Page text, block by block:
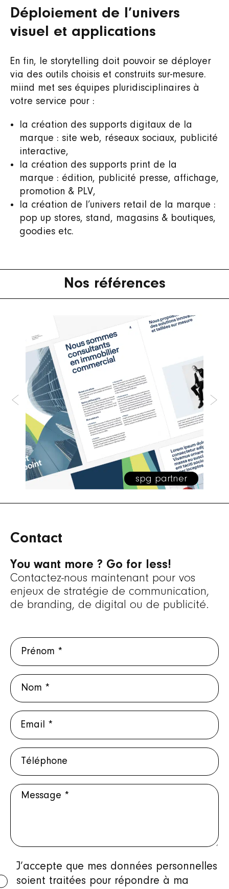
Déploiement de l’univers
visuel et applications
En fin, le storytelling doit pouvoir se déployer
via des outils choisis et construits sur-mesure.
miind met ses équipes pluridisciplinaires à
votre service pour :
la création des supports digitaux de la
marque : site web, réseaux sociaux, publicité
interactive,
la création des supports print de la
marque : édition, publicité presse, affichage,
promotion & PLV,
la création de l’univers retail de la marque :
pop up stores, stand, magasins & boutiques,
goodies etc.
Nos références
spg partner
Contact
You want more ? Go for less!
Contactez-nous maintenant pour vos
enjeux de stratégie de communication,
de branding, de digital ou de publicité.
Prénom
Nom
E-
mail
*
Téléphone
Message
Protection
des
J’accepte que mes données personnelles
soient traitées pour répondre à ma